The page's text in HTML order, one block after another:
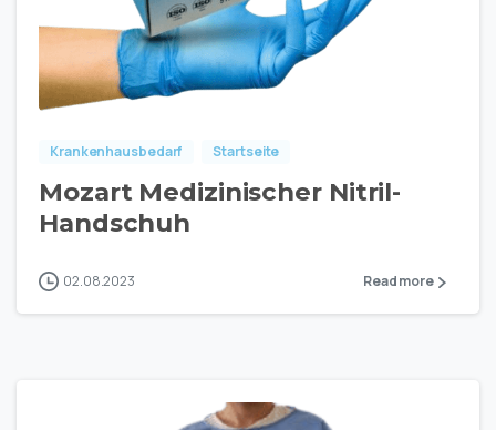
Krankenhausbedarf Startseite
Mozart Medizinischer Nitril-
Handschuh
02.08.2023 Read more